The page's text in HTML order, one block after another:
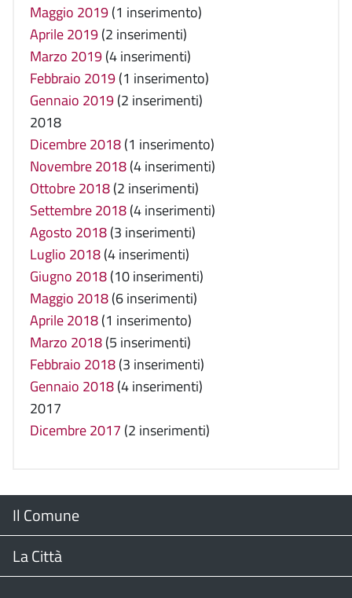
Maggio 2019(1 inserimento)
Aprile 2019(2 inserimenti)
Marzo 2019(4 inserimenti)
Febbraio 2019(1 inserimento)
Gennaio 2019(2 inserimenti)
2018
Dicembre 2018(1 inserimento)
Novembre 2018(4 inserimenti)
Ottobre 2018(2 inserimenti)
Settembre 2018(4 inserimenti)
Agosto 2018(3 inserimenti)
Luglio 2018(4 inserimenti)
Giugno 2018(10 inserimenti)
Maggio 2018(6 inserimenti)
Aprile 2018(1 inserimento)
Marzo 2018(5 inserimenti)
Febbraio 2018(3 inserimenti)
Gennaio 2018(4 inserimenti)
2017
Dicembre 2017 (2 inserimenti)
Menu
Footer
Il Comune
Il Sindaco
La Città